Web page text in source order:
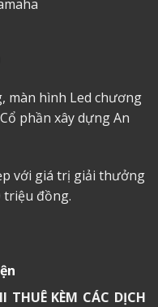
với giá trị giải thưởng
triệu đồng.
THUÊ KÈM CÁC DỊCH